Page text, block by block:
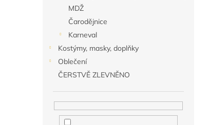
MDŽ
Čarodějnice
Karneval
Kostýmy, masky, doplňky
Oblečení
ČERSTVĚ ZLEVNĚNO